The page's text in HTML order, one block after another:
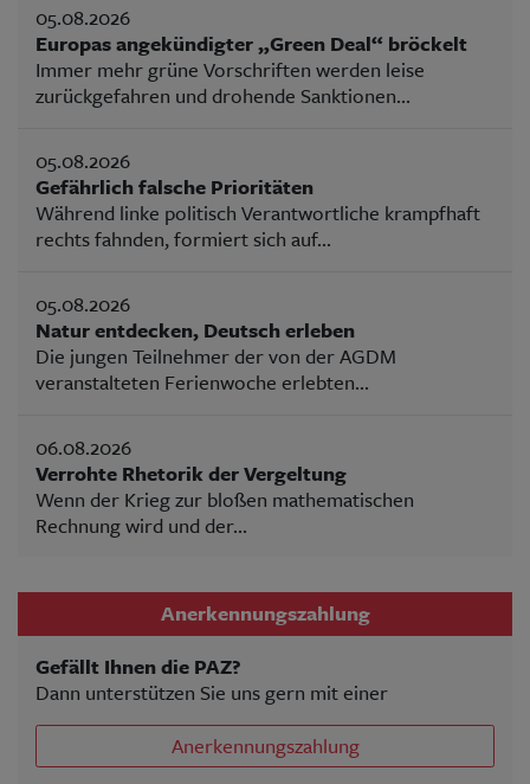
05.08.2026
Europas angekündigter „Green Deal“ bröckelt
Immer mehr grüne Vorschriften werden leise
zurückgefahren und drohende Sanktionen...
05.08.2026
Gefährlich falsche Prioritäten
Während linke politisch Verantwortliche krampfhaft
rechts fahnden, formiert sich auf...
05.08.2026
Natur entdecken, Deutsch erleben
Die jungen Teilnehmer der von der AGDM
veranstalteten Ferienwoche erlebten...
06.08.2026
Verrohte Rhetorik der Vergeltung
Wenn der Krieg zur bloßen mathematischen
Rechnung wird und der...
Anerkennungszahlung
Gefällt Ihnen die PAZ?
Dann unterstützen Sie uns gern mit einer
Anerkennungszahlung